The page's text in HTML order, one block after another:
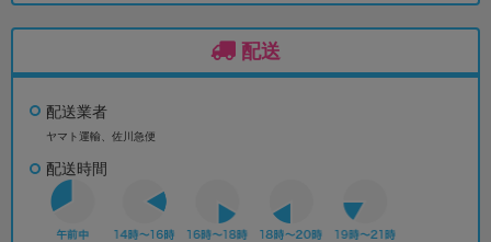
配送
配送業者
ヤマト運輸、佐川急便
配送時間